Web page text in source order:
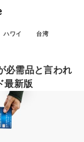
ハワイ 台湾
必需品と言われ
最新版